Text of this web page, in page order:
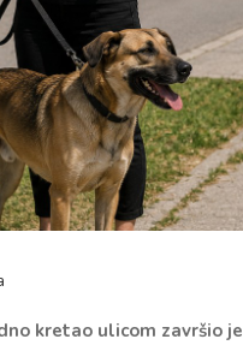
kretao ulicom završio